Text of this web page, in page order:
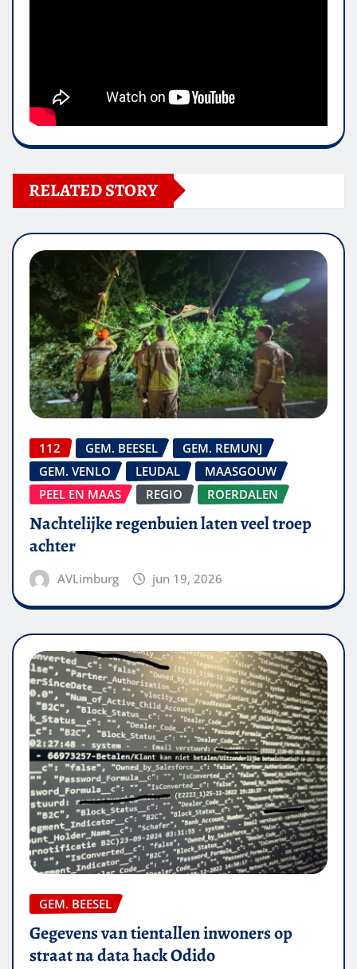
RELATED STORY
112 GEM. BEESEL
GEM. REMUNJ
GEM. VENLO
LEUDAL
MAASGOUW
PEEL EN MAAS
REGIO ROERDALEN
Nachtelijke regenbuien laten veel troep
achter
AVLimburg jun 19, 2026
GEM. BEESEL
Gegevens van tientallen inwoners op
straat na data hack Odido